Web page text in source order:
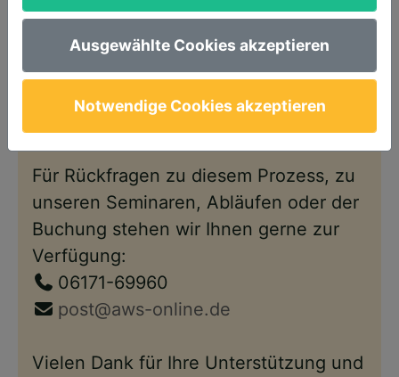
einem Link, um ein neues Passwort
festzulegen.
Anschließend steht Ihnen Ihr Account
wie gewohnt – nun im neuen Design –
wieder zur Verfügung.
Für Rückfragen zu diesem Prozess, zu
unseren Seminaren, Abläufen oder der
Buchung stehen wir Ihnen gerne zur
Verfügung:
06171-69960
post@aws-online.de
Vielen Dank für Ihre Unterstützung und
Ausgewählte Cookies akzeptieren
Notwendige Cookies akzeptieren